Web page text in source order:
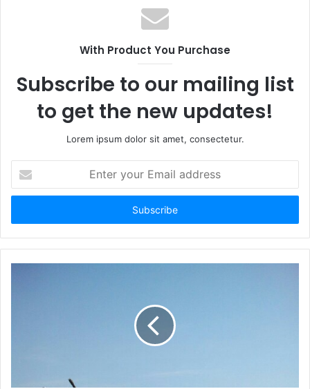
With Product You Purchase
Subscribe to our mailing list
to get the new updates!
Lorem ipsum dolor sit amet, consectetur.
t
r
y